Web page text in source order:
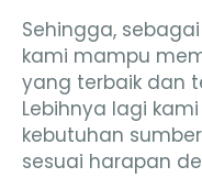
Sehingga,
kami mampu
yang terbaik dan
Lebihnya lagi
kebutuhan
sesuai harapan